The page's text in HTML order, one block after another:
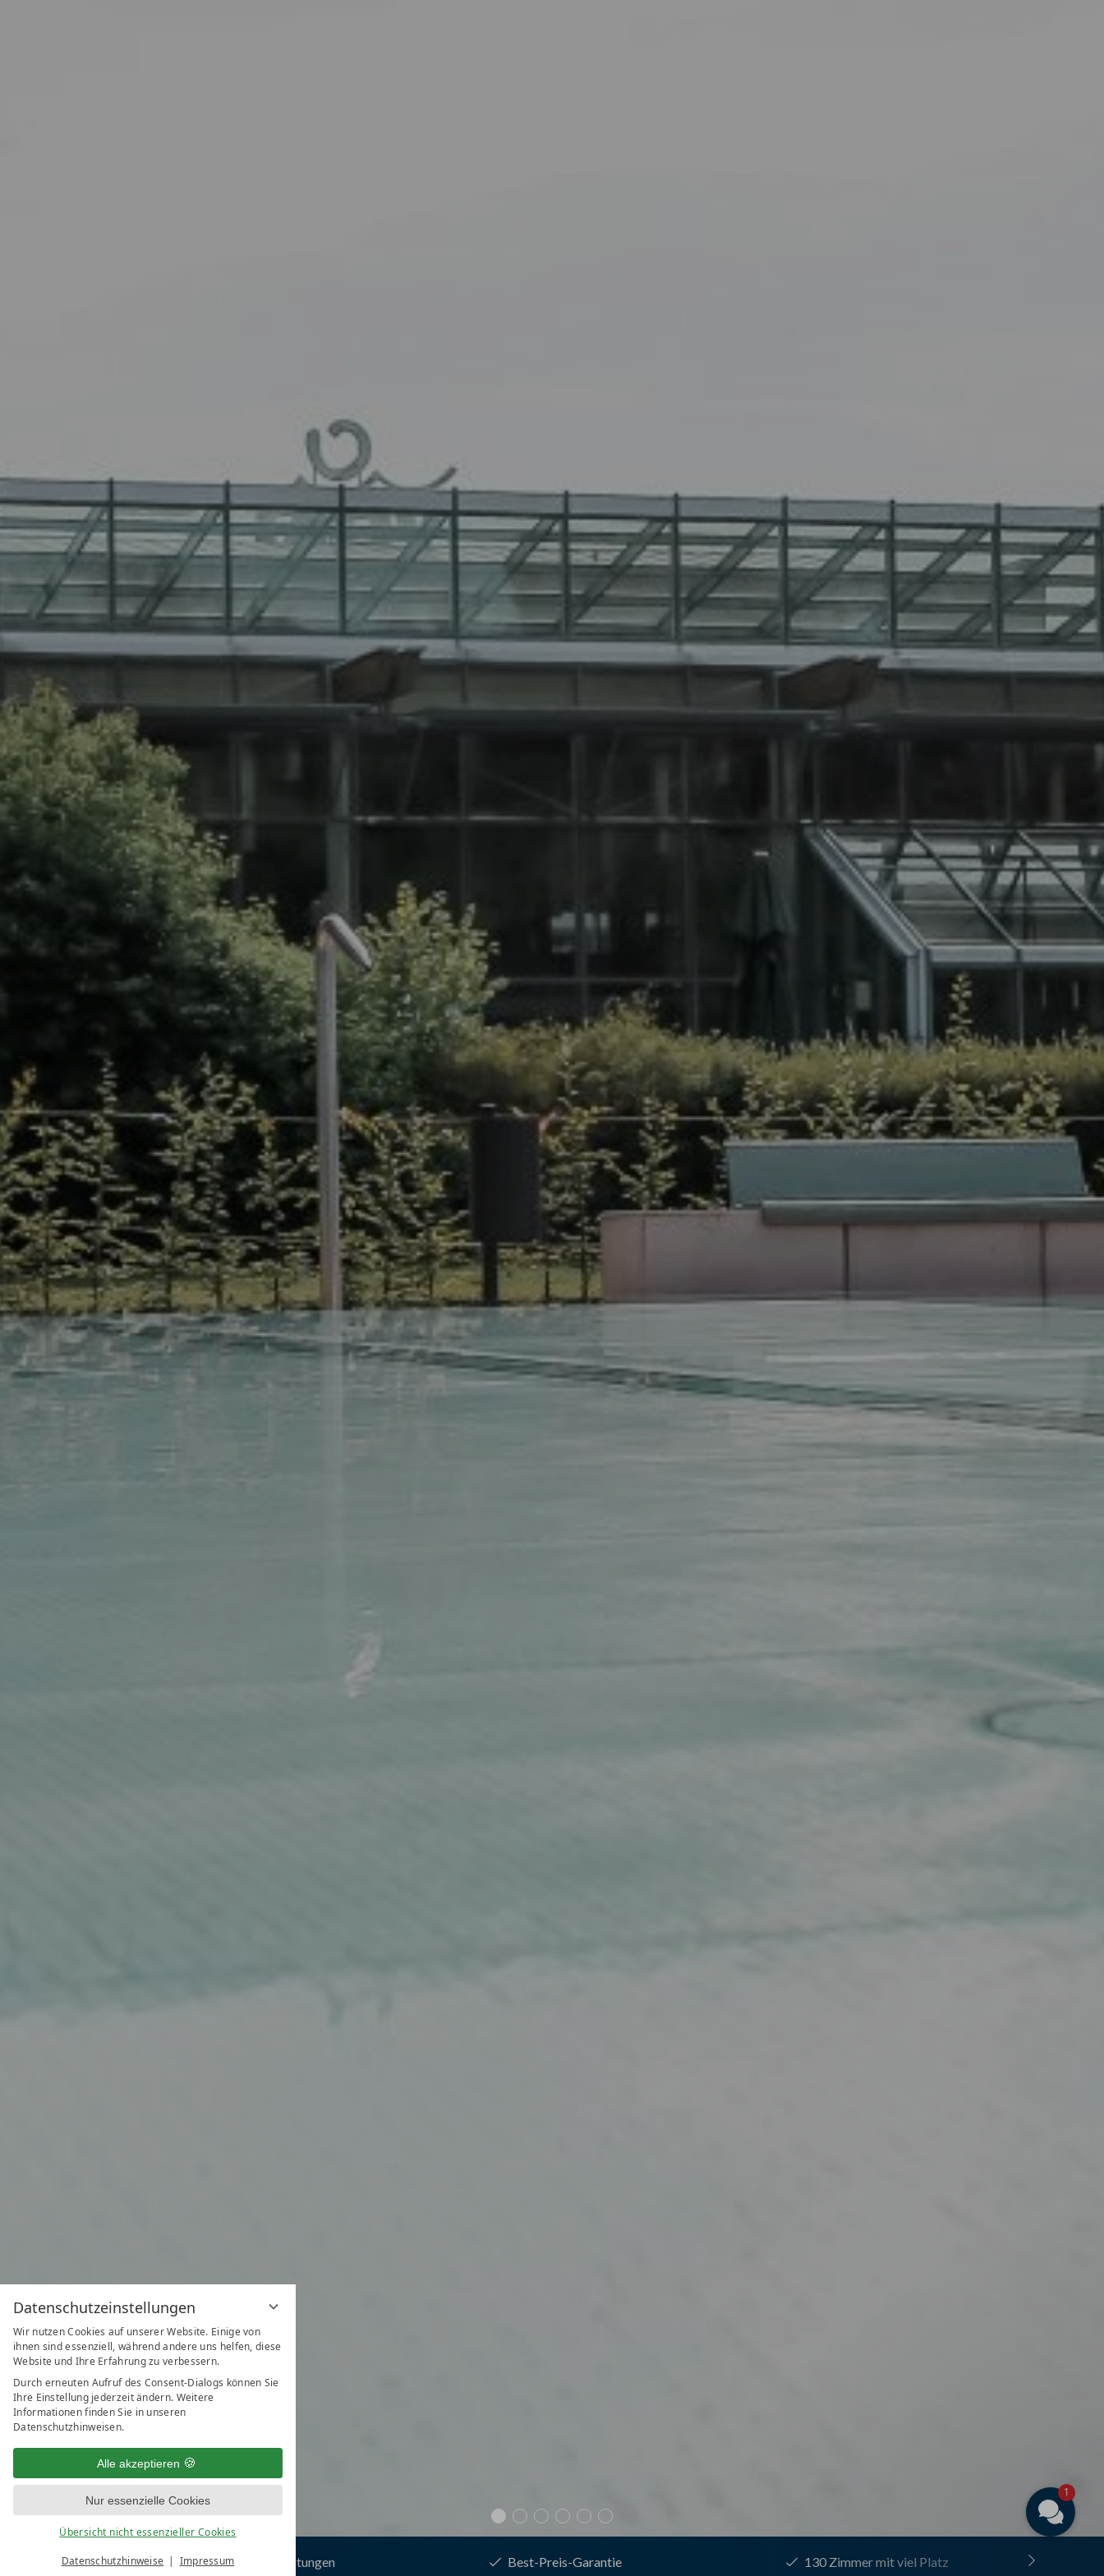
Datenschutzeinstellungen
Wir nutzen Cookies auf unserer Website. Einige von
ihnen sind essenziell, während andere uns helfen, diese
Website und Ihre Erfahrung zu verbessern.
Durch erneuten Aufruf des Consent-Dialogs können Sie
Ihre Einstellung jederzeit ändern. Weitere
Informationen finden Sie in unseren
Datenschutzhinweisen.
Alle akzeptieren
Nur essenzielle Cookies
Übersicht nicht essenzieller Cookies
Datenschutzhinweise Impressum
Best-Preis-Garantie 130 Zimmer mit viel Platz Exklusive Angebote & Specials
1